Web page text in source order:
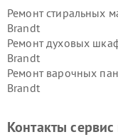
Ремонт стиральных
Brandt
Ремонт духовых
Brandt
Ремонт варочных
Brandt
Контакты сервис